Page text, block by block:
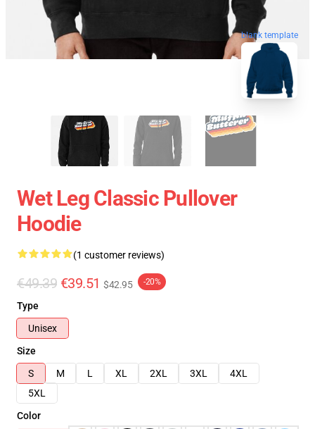
blank template
Wet Leg Classic Pullover
Hoodie
(1 customer reviews)
€49.39 €39.51 $42.95 -20%
Type
Unisex
Size
S
M L XL 2XL 3XL
4XL
5XL
Color